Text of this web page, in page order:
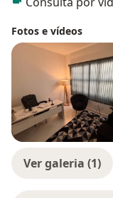
de psicoterapia,
consulta.
compreender seu
causas dos seus
superá-los.
Fotos e vídeos
Ver galeria (1)